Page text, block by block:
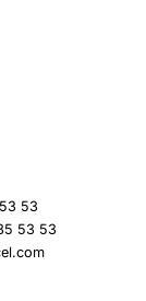
53
53 53